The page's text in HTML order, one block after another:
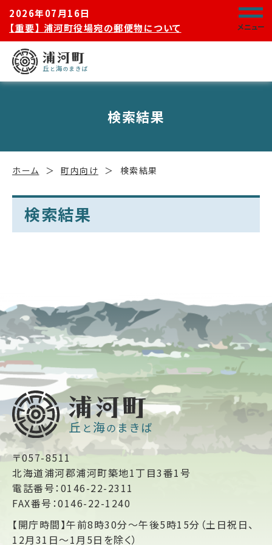
2026年07月16日
【重要】 浦河町役場宛の郵便物について
メニュー
検索結果
ホーム 町内向け 検索結果
検索結果
〒057-8511
北海道浦河郡浦河町築地1丁目3番1号
電話番号：0146-22-2311
FAX番号：0146-22-1240
【開庁時間】午前8時30分～午後5時15分（土日祝日、
12月31日～1月5日を除く）